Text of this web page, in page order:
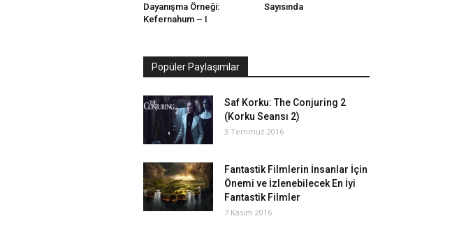
Dayanışma Örneği:
Kefernahum – I
Sayısında
Popüler Paylaşımlar
Saf Korku: The Conjuring 2
(Korku Seansı 2)
3 Temmuz 2016
Fantastik Filmlerin İnsanlar İçin
Önemi ve İzlenebilecek En İyi
Fantastik Filmler
7 Kasım 2016